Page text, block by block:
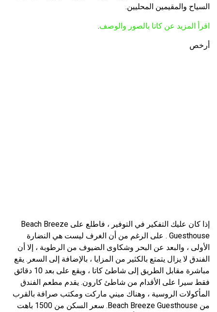
السياح والمقيمين المحليين.
اقرأ المزيد عن كاتا بالصور والوصف.
أرخص
إذا كان عليك التفكير في التوفير ، فاطلع على Beach Breeze
Guesthouse . على الرغم من أن الغرف ليست هي النضارة
الأولى ، والبعد عن البحر وشكاوى الضيوف من الرطوبة ، إلا أن
الفندق لا يزال يتمتع بالكثير من المزايا ، بالإضافة إلى السعر. يقع
مباشرة مقابل الطريق إلى شاطئ كاتا ، ويقع على بعد 10 دقائق
فقط سيرا على الأقدام من شاطئ كارون. يقدم مطعم الفندق
المأكولات الروسية ، وهناك ميني ماركت ومكتب صرافة بالقرب
من Beach Breeze Guesthouse. سعر السكن من 1500 باهت